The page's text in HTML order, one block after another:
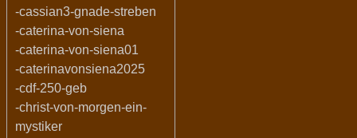
-cassian3-gnade-streben
-caterina-von-siena
-caterina-von-siena01
-caterinavonsiena2025
-cdf-250-geb
-christ-von-morgen-ein-
mystiker